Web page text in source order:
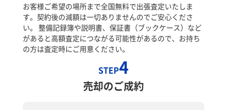
お客様ご希望の場所まで全国無料で出張査定いたしま
す。契約後の減額は一切ありませんのでご安心くださ
い。 整備記録簿や説明書、保証書（ブックケース）など
があると高額査定につながる可能性があるので、お持ち
の方は査定時にご用意ください。
STEP4
売却のご成約